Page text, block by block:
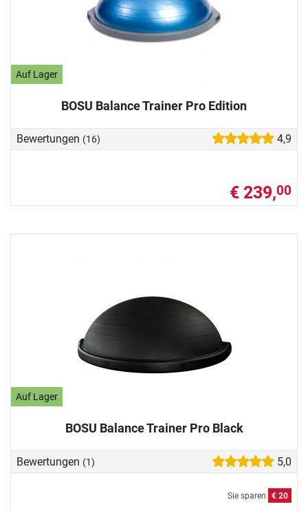
Auf Lager
BOSU Balance Trainer Pro Edition
Bewertungen (16) 4,9
€ 239,00
Auf Lager
BOSU Balance Trainer Pro Black
Bewertungen (1) 5,0
Sie sparen € 20